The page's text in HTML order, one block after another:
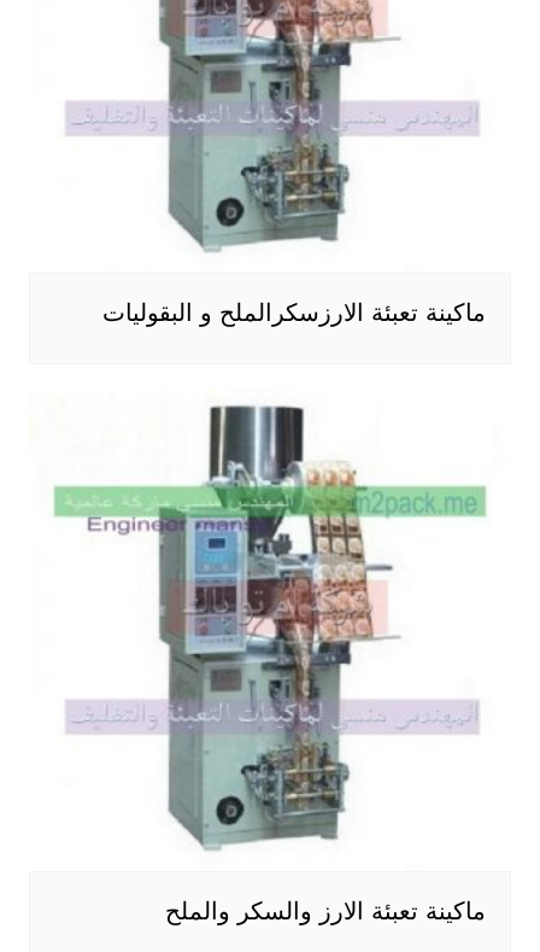
ماكينة تعبئة الارزسكرالملح و البقوليات
ماكينة تعبئة الارز والسكر والملح